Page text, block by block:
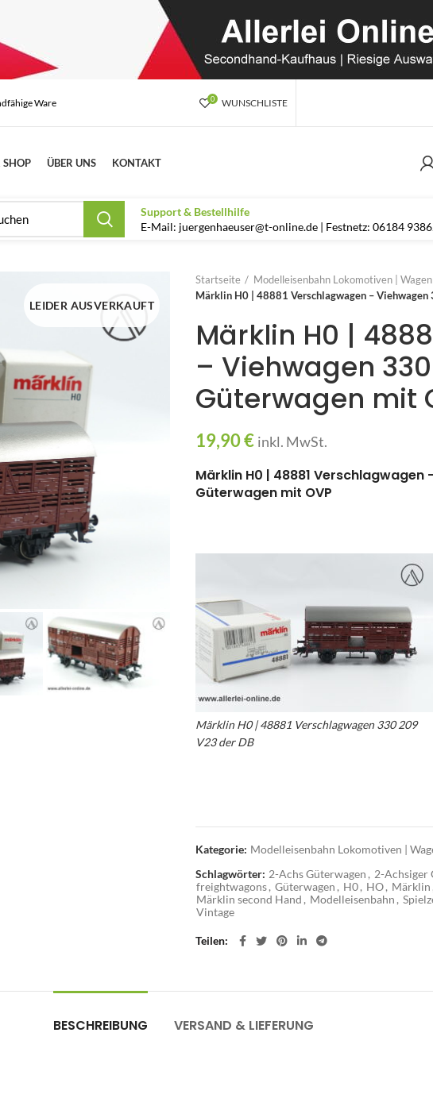
Ware 0 WUNSCHLISTE
SHOP ÜBER UNS KONTAKT
Support & Bestellhilfe
E-Mail: juergenhaeuser@t-online.de | Festnetz: 06184
LEIDER AUSVERKAUFT
Startseite
Modelleisenbahn Lokomotiven |
Märklin H0 | 48881 Verschlagwagen –
Märklin H0 |
– Viehwagen
Güterwagen mit
19,90€ inkl. MwSt.
Märklin H0 | 48881 Verschlagwagen
Güterwagen mit OVP
Märklin H0 | 48881 Verschlagwagen 330 209
V23 der DBim Allerlei Online Shop – Märklin
Kategorie: Modelleisenbahn Lokomotiven |
Schlagwörter: 2-Achs Güterwagen , 2-Achsiger
freightwagons, Güterwagen , H0, HO, Märklin
Märklin second Hand , Modelleisenbahn ,
Vintage
Teilen
BESCHREIBUNG VERSAND & LIEFERUNG